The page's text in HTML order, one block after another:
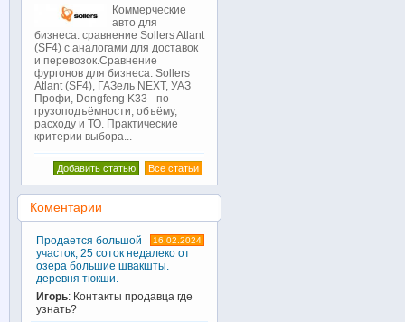
Коммерческие
авто для
бизнеса: сравнение Sollers Atlant
(SF4) с аналогами для доставок
и перевозок.Сравнение
фургонов для бизнеса: Sollers
Atlant (SF4), ГАЗель NEXT, УАЗ
Профи, Dongfeng K33 - по
грузоподъёмности, объёму,
расходу и ТО. Практические
критерии выбора...
Все статьи
Добавить статью
Коментарии
16.02.2024
Продается большой
участок, 25 соток недалеко от
озера большие швакшты.
деревня тюкши.
Игорь: Контакты продавца где
узнать?